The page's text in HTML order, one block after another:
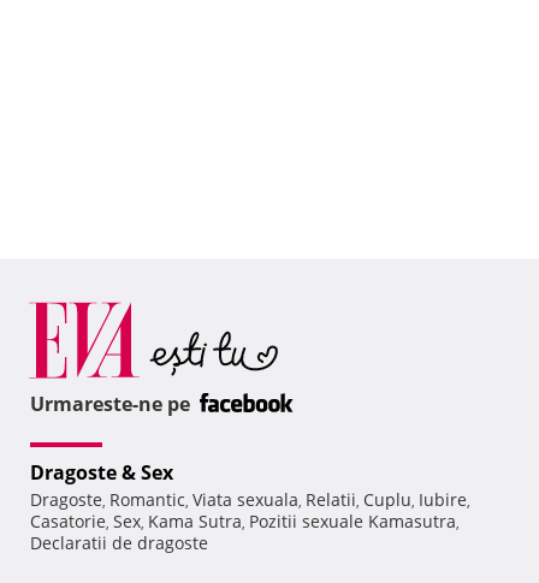
Urmareste-ne pe
Dragoste & Sex
Dragoste, Romantic, Viata sexuala, Relatii, Cuplu, Iubire,
Casatorie, Sex, Kama Sutra, Pozitii sexuale Kamasutra,
Declaratii de dragoste